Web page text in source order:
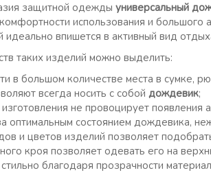
защитной одежды универсальный
использования и большого
идеально впишется в активный вид
таких изделий можно выделить:
в большом количестве места в сумке,
всегда носить с собой дождевик;
не провоцирует появления
оптимальным состоянием дождевика,
и цветов изделий позволяет
кроя позволяет одевать его на
благодаря прозрачности